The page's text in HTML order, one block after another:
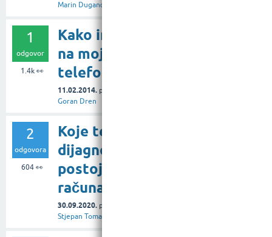
Marin Duganđija
1
odgovor
1.4k👀
Kako internet dolazi
na moj mobilni
telefon?
11.02.2014. pitanje
Goran Dren
2
odgovora
604👀
Koje tehnike
dijagnostike kvara
postoje na
računalnoj mreži??
30.09.2020. pitanje
Stjepan Tomašević